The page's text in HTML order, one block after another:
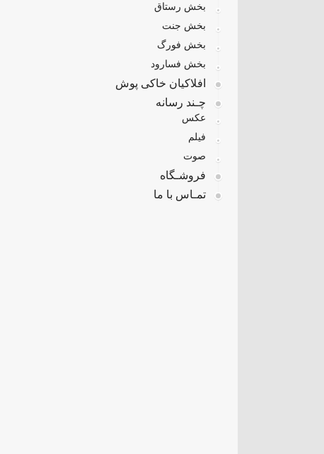
بخش رستاق
بخش جنت
بخش فورگ
بخش فسارود
افلاکیان خاکی پوش
چـند رسانه
عکس
فیلم
صوت
فروشـگاه
تمـاس با ما